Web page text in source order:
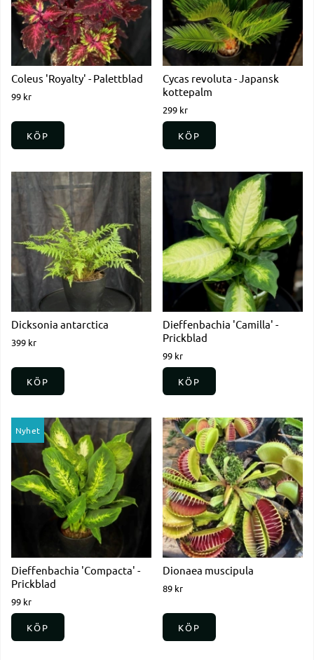
Coleus 'Royalty' - Palettblad
99 kr
KÖP
Cycas revoluta - Japansk
kottepalm
299 kr
KÖP
Dicksonia antarctica
399 kr
KÖP
Dieffenbachia 'Camilla' -
Prickblad
99 kr
KÖP
Nyhet
Dieffenbachia 'Compacta' -
Prickblad
99 kr
KÖP
Dionaea muscipula
89 kr
KÖP